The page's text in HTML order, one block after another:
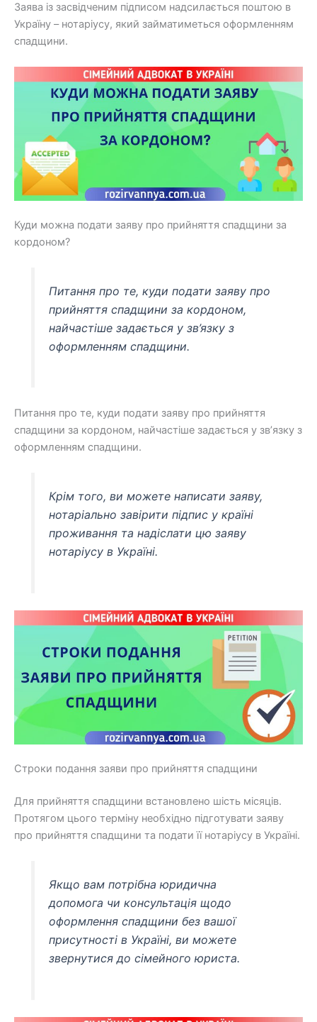
Заява із засвідченим підписом надсилається поштою в
Україну – нотаріусу, який займатиметься оформленням
спадщини.
Куди можна подати заяву про прийняття спадщини за
кордоном?
Питання про те, куди подати заяву про
прийняття спадщини за кордоном,
найчастіше задається у зв’язку з
оформленням спадщини.
Питання про те, куди подати заяву про прийняття
спадщини за кордоном, найчастіше задається у зв’язку з
оформленням спадщини.
Крім того, ви можете написати заяву,
нотаріально завірити підпис у країні
проживання та надіслати цю заяву
нотаріусу в Україні.
Строки подання заяви про прийняття спадщини
Для прийняття спадщини встановлено шість місяців.
Протягом цього терміну необхідно підготувати заяву
про прийняття спадщини та подати її нотаріусу в Україні.
Якщо вам потрібна юридична
допомога чи консультація щодо
оформлення спадщини без вашої
присутності в Україні, ви можете
звернутися до сімейного юриста.